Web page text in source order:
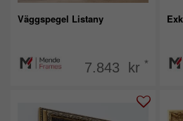
Väggspegel Listany
7.843 kr *